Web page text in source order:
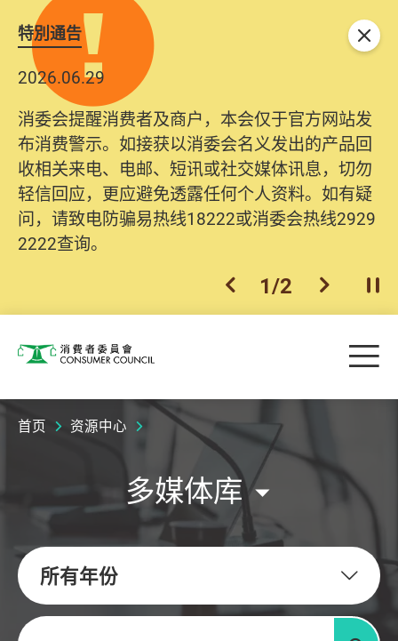
特別通告
2026.06.29
消委会提醒消费者及商户，本会仅于官方网站发
布消费警示。如接获以消委会名义发出的产品回
收相关来电、电邮、短讯或社交媒体讯息，切勿
轻信回应，更应避免透露任何个人资料。如有疑
问，请致电防骗易热线18222或消委会热线2929
2222查询。
上一个
1/2 下一个开
关闭
消费者委员会 目
首页 资源中心
多媒体库
所有年份
关键字